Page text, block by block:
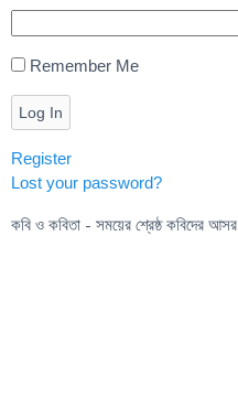
Remember Me
Log In
Register
Lost your password?
কবি ও কবিতা - সময়ের শ্রেষ্ঠ কবিদের আসর